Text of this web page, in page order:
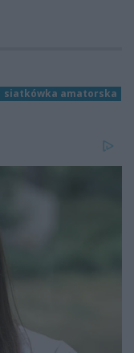
siatkówka amatorska